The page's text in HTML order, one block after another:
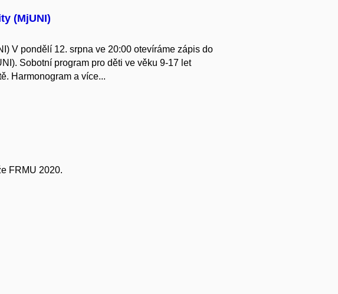
(MjUNI)
V pondělí 12. srpna ve 20:00 otevíráme zápis do
Sobotní program pro děti ve věku 9-17 let
Harmonogram a více...
FRMU 2020.